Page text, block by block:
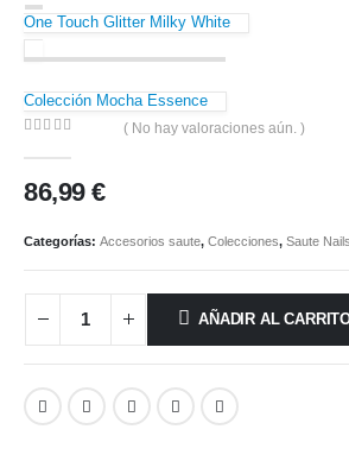
One Touch Glitter Milky White
Colección Mocha Essence
( No hay valoraciones aún. )
86,99€
Categorías: Accesorios saute, Colecciones, Saute Nails
AÑADIR AL